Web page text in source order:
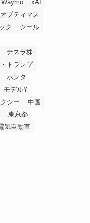
Waymo
xAI
オプティマス
ク
シール
テスラ株
トランプ
ホンダ
モデルY
シー
中国
東京都
気自動車